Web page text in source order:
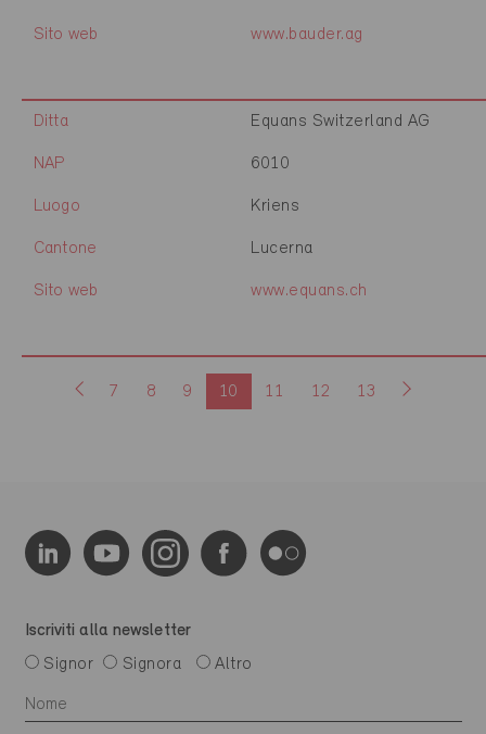
Sito web www.bauder.ag
Ditta Equans Switzerland AG
NAP 6010
Luogo Kriens
Cantone Lucerna
Sito web www.equans.ch
7 8 9 10 11 12 13
Iscriviti alla newsletter
Signor
Signora Altro